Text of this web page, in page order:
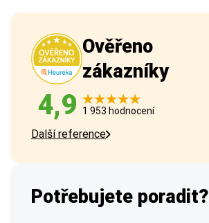
Ověřeno
zákazníky
4,9 1 953 hodnocení
Další reference
Potřebujete poradit?